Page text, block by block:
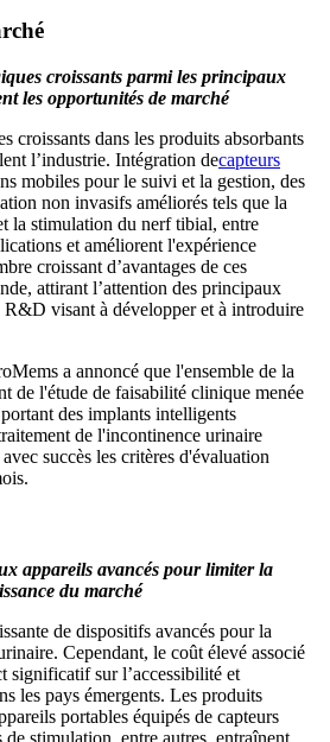
croissants parmi les principaux
les opportunités de marché
croissants dans les produits absorbants
l’industrie. Intégration decapteurs
mobiles pour le suivi et la gestion, des
non invasifs améliorés tels que la
la stimulation du nerf tibial, entre
et améliorent l'expérience
croissant d’avantages de ces
attirant l’attention des principaux
R&D visant à développer et à introduire
a annoncé que l'ensemble de la
de l'étude de faisabilité clinique menée
des implants intelligents
de l'incontinence urinaire
succès les critères d'évaluation
appareils avancés pour limiter la
du marché
de dispositifs avancés pour la
Cependant, le coût élevé associé
significatif sur l’accessibilité et
les pays émergents. Les produits
portables équipés de capteurs